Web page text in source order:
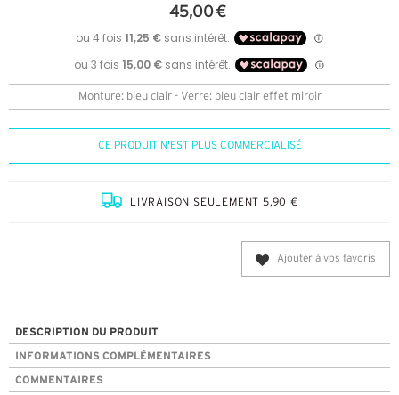
45,00 €
Monture: bleu clair - Verre: bleu clair effet miroir
CE PRODUIT N'EST PLUS COMMERCIALISÉ
LIVRAISON SEULEMENT 5,90 €
Ajouter à vos favoris
DESCRIPTION DU PRODUIT
INFORMATIONS COMPLÉMENTAIRES
COMMENTAIRES